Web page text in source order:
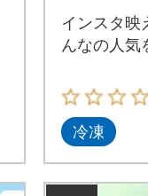
インスタ映
んなの人気
冷凍